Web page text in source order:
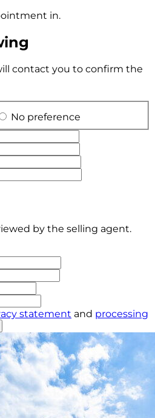
in.
contact you to confirm the
No preference
by the selling agent.
statement and processing